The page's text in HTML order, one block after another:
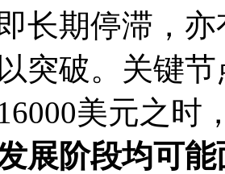
长期停滞，
突破。关键
美元之时
展阶段均可